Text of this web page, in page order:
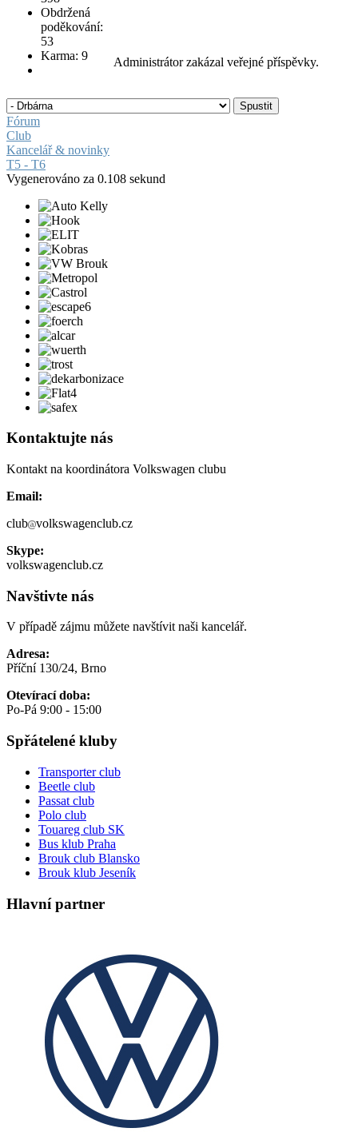
Obdržená
poděkování:
53
Karma: 9
Administrátor zakázal veřejné příspěvky.
Fórum
Club
Kancelář & novinky
T5 - T6
Vygenerováno za 0.108 sekund
Kontaktujte nás
Kontakt na koordinátora Volkswagen clubu
Email:
club volkswagenclub.cz
Skype:
volkswagenclub.cz
Navštivte nás
V případě zájmu můžete navštívit naši kancelář.
Adresa:
Příční 130/24, Brno
Otevírací doba:
Po-Pá 9:00 - 15:00
Spřátelené kluby
Transporter club
Beetle club
Passat club
Polo club
Touareg club SK
Bus klub Praha
Brouk club Blansko
Brouk klub Jeseník
Hlavní partner